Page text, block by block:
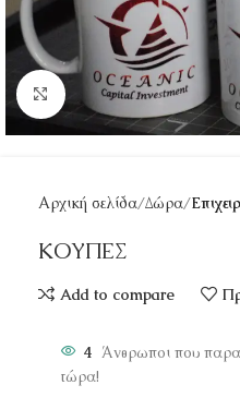
Κάντε κλικ για μεγέθυνση
Αρχική σελίδα Δώρα
ΚΟΥΠΕΣ
Add to compare
4 Άνθρωποι που
τώρα!